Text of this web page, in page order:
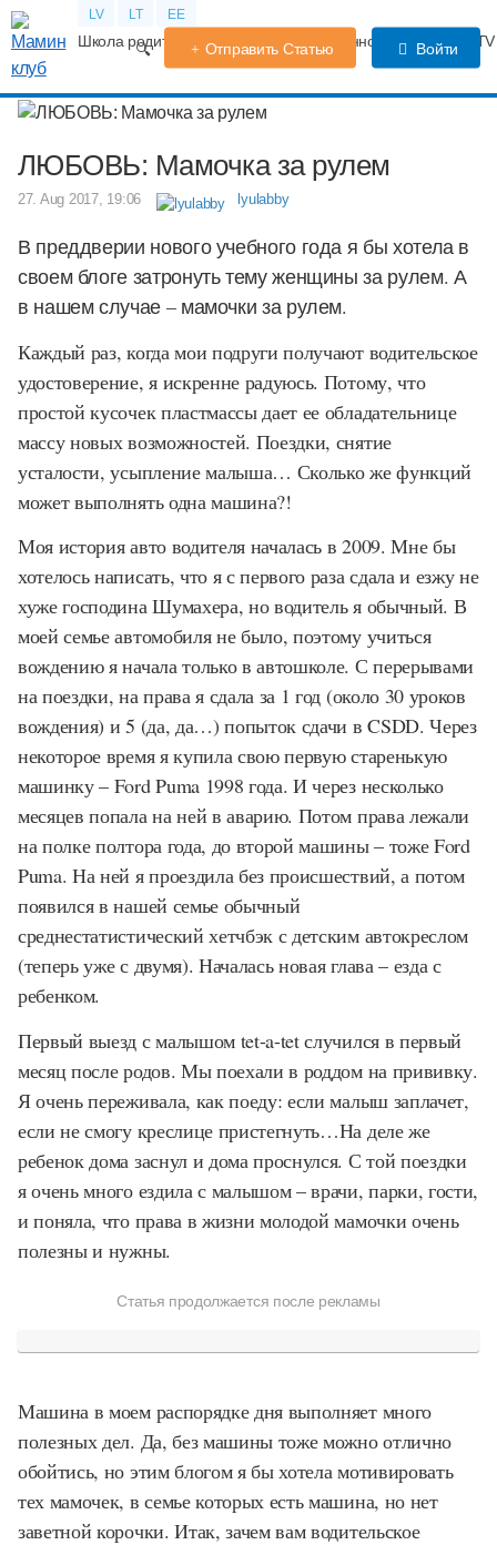
LV LT EE
Школа родителей Календарь беременности Форум
Отправить Статью Войти
ЛЮБОВЬ: Мамочка за рулем
27. Aug 2017, 19:06 lyulabby
В преддверии нового учебного года я бы хотела в
своем блоге затронуть тему женщины за рулем. А
в нашем случае – мамочки за рулем.
Каждый раз, когда мои подруги получают водительское
удостоверение, я искренне радуюсь. Потому, что
простой кусочек пластмассы дает ее обладательнице
массу новых возможностей. Поездки, снятие
усталости, усыпление малыша… Сколько же функций
может выполнять одна машина?!
Моя история авто водителя началась в 2009. Мне бы
хотелось написать, что я с первого раза сдала и езжу не
хуже господина Шумахера, но водитель я обычный. В
моей семье автомобиля не было, поэтому учиться
вождению я начала только в автошколе. С перерывами
на поездки, на права я сдала за 1 год (около 30 уроков
вождения) и 5 (да, да…) попыток сдачи в CSDD. Через
некоторое время я купила свою первую старенькую
машинку – Ford Puma 1998 года. И через несколько
месяцев попала на ней в аварию. Потом права лежали
на полке полтора года, до второй машины – тоже Ford
Puma. На ней я проездила без происшествий, а потом
появился в нашей семье обычный
среднестатистический хетчбэк с детским автокреслом
(теперь уже с двумя). Началась новая глава – езда с
ребенком.
Первый выезд с малышом tet-a-tet случился в первый
месяц после родов. Мы поехали в роддом на прививку.
Я очень переживала, как поеду: если малыш заплачет,
если не смогу креслице пристегнуть…На деле же
ребенок дома заснул и дома проснулся. С той поездки
я очень много ездила с малышом – врачи, парки, гости,
и поняла, что права в жизни молодой мамочки очень
полезны и нужны.
Статья продолжается после рекламы
Машина в моем распорядке дня выполняет много
полезных дел. Да, без машины тоже можно отлично
обойтись, но этим блогом я бы хотела мотивировать
тех мамочек, в семье которых есть машина, но нет
заветной корочки. Итак, зачем вам водительское